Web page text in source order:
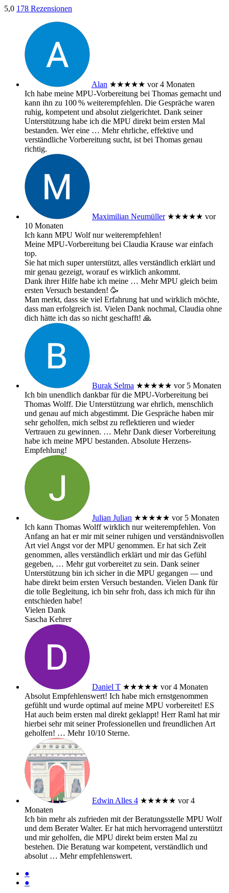
5,0 178 Rezensionen
Alan ★★★★★ vor 4 Monaten
Ich habe meine MPU‑Vorbereitung bei Thomas gemacht und
kann ihn zu 100 % weiterempfehlen. Die Gespräche waren
ruhig, kompetent und absolut zielgerichtet. Dank seiner
Unterstützung habe ich die MPU direkt beim ersten Mal
bestanden. Wer eine … Mehrehrliche, effektive und
verständliche Vorbereitung sucht, ist bei Thomas genau
richtig.
Maximilian Neumüller ★★★★★ vor
10 Monaten
Ich kann MPU Wolf nur weiterempfehlen!
Meine MPU-Vorbereitung bei Claudia Krause war einfach
top.
Sie hat mich super unterstützt, alles verständlich erklärt und
mir genau gezeigt, worauf es wirklich ankommt.
Dank ihrer Hilfe habe ich meine … MehrMPU gleich beim
ersten Versuch bestanden! 🥳
Man merkt, dass sie viel Erfahrung hat und wirklich möchte,
dass man erfolgreich ist. Vielen Dank nochmal, Claudia ohne
dich hätte ich das so nicht geschafft! 🙏
Burak Selma ★★★★★ vor 5 Monaten
Ich bin unendlich dankbar für die MPU-Vorbereitung bei
Thomas Wolff. Die Unterstützung war ehrlich, menschlich
und genau auf mich abgestimmt. Die Gespräche haben mir
sehr geholfen, mich selbst zu reflektieren und wieder
Vertrauen zu gewinnen. … MehrDank dieser Vorbereitung
habe ich meine MPU bestanden. Absolute Herzens-
Empfehlung!
Julian Julian ★★★★★ vor 5 Monaten
Ich kann Thomas Wolff wirklich nur weiterempfehlen. Von
Anfang an hat er mir mit seiner ruhigen und verständnisvollen
Art viel Angst vor der MPU genommen. Er hat sich Zeit
genommen, alles verständlich erklärt und mir das Gefühl
gegeben, … Mehrgut vorbereitet zu sein. Dank seiner
Unterstützung bin ich sicher in die MPU gegangen — und
habe direkt beim ersten Versuch bestanden. Vielen Dank für
die tolle Begleitung, ich bin sehr froh, dass ich mich für ihn
entschieden habe!
Vielen Dank
Sascha Kehrer
Daniel T ★★★★★ vor 4 Monaten
Absolut Empfehlenswert! Ich habe mich ernstgenommen
gefühlt und wurde optimal auf meine MPU vorbereitet! ES
Hat auch beim ersten mal direkt geklappt! Herr Raml hat mir
hierbei sehr mit seiner Professionellen und freundlichen Art
geholfen! … Mehr10/10 Sterne.
Edwin Alles 4 ★★★★★ vor 4
Monaten
Ich bin mehr als zufrieden mit der Beratungsstelle MPU Wolf
und dem Berater Walter. Er hat mich hervorragend unterstützt
und mir geholfen, die MPU direkt beim ersten Mal zu
bestehen. Die Beratung war kompetent, verständlich und
absolut … Mehrempfehlenswert.
●
●